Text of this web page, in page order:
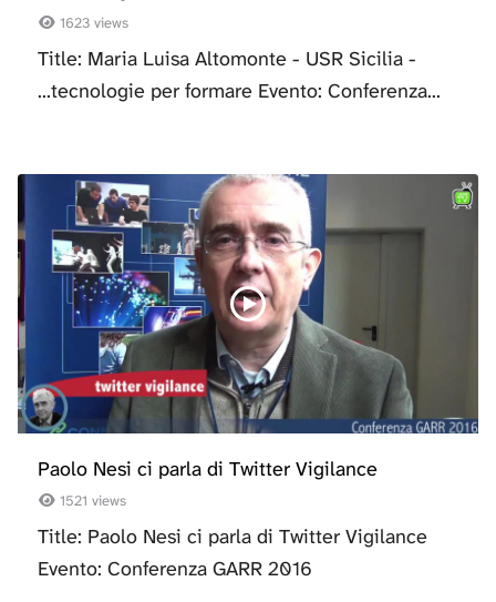
1623 views
Title: Maria Luisa Altomonte - USR Sicilia -
...tecnologie per formare Evento: Conferenza...
Paolo Nesi ci parla di Twitter Vigilance
1521 views
Title: Paolo Nesi ci parla di Twitter Vigilance
Evento: Conferenza GARR 2016